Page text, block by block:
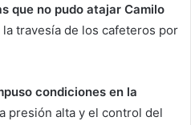
que no pudo atajar Camilo
la travesía de los cafeteros por
condiciones en la
presión alta y el control del